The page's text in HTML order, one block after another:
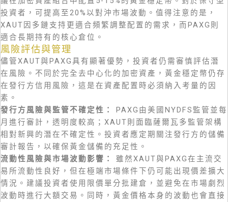
投資者，可提高至20%以對沖市場波動。值得注意的是，
XAUT因多鏈支持更適合頻繁調整配置的需求，而PAXG則
適合長期持有的核心倉位。
風險評估與管理
儘管XAUT與PAXG具有顯著優勢，投資者仍需審慎評估潛
在風險。不同於完全去中心化的加密資產，黃金穩定幣仍存
在發行方信用風險，這是在資產配置時必須納入考量的因
素。
發行方風險與監管不確定性：
PAXG由美國NYDFS監管並每
月進行審計，透明度較高；XAUT則面臨薩爾瓦多監管架構
相對新興的潛在不確定性。投資者應定期關注發行方的儲備
審計報告，以確保黃金儲備的充足性。
流動性風險與市場波動影響：
雖然XAUT與PAXG在主流交
易所流動性良好，但在極端市場條件下仍可能出現價差擴大
情況。建議投資者使用限價單分批建倉，並避免在市場劇烈
波動時進行大額交易。同時，黃金價格本身的波動也會直接